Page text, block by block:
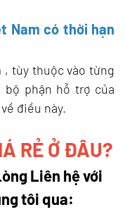
Nam có thời hạn
, tùy thuộc vào từng
phận hỗ trợ của
điều này.
RẺ Ở ĐÂU?
Liên hệ với
tôi qua: